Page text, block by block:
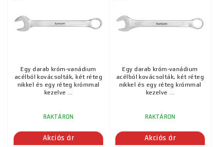
Egy darab króm-vanádium
acélból kovácsolták, két réteg
nikkel és egy réteg krómmal
kezelve ...
RAKTÁRON
Akciós ár
Egy darab króm-vanádium
acélból kovácsolták, két réteg
nikkel és egy réteg krómmal
kezelve ...
RAKTÁRON
Akciós ár